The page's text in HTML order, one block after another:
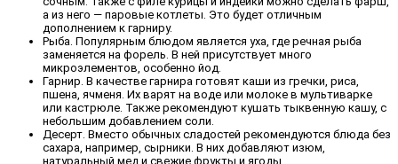
а из него — паровые котлеты. Это будет отличным
дополнением к гарниру.
Рыба. Популярным блюдом является уха, где речная рыба
заменяется на форель. В ней присутствует много
микроэлементов, особенно йод.
Гарнир. В качестве гарнира готовят каши из гречки, риса,
пшена, ячменя. Их варят на воде или молоке в мультиварке
или кастрюле. Также рекомендуют кушать тыквенную кашу, с
небольшим добавлением соли.
Десерт. Вместо обычных сладостей рекомендуются блюда без
сахара, например, сырники. В них добавляют изюм,
натуральный мед и свежие фрукты и ягоды.